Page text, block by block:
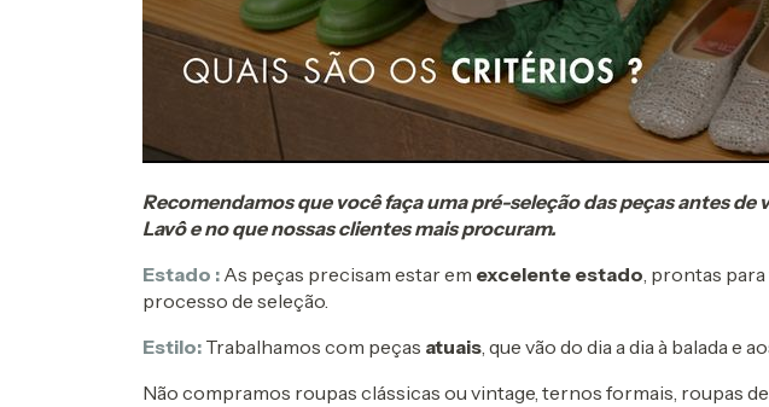
Recomendamos que você faça uma pré-seleção das peças antes
Lavô e no que nossas clientes mais procuram.
Estado : As peças precisam estar em excelente estado, prontas para
processo de seleção.
Estilo: Trabalhamos com peças atuais, que vão do dia a dia à balada e
Não compramos roupas clássicas ou vintage, ternos formais, roupas